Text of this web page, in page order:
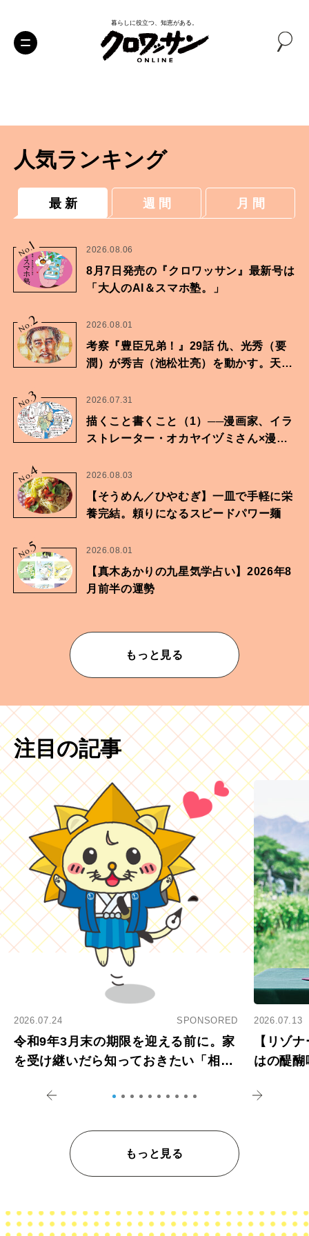
暮らしに役立つ、知恵がある。
人気ランキング
最 新 週 間 月 間
No.
1 2026.08.06
8月7日発売の『クロワッサン』最新号は
「大人のAI＆スマホ塾。」
No.2 2026.08.01
考察『豊臣兄弟！』29話 仇、光秀（要
潤）が秀吉（池松壮亮）を動かす。天下
No.
3 2026.07.31
描くこと書くこと（1）──漫画家、イラ
ストレーター・オカヤイヅミさん×漫画
No.
4 2026.08.03
【そうめん／ひやむぎ】一皿で手軽に栄
養完結。頼りになるスピードパワー麺
No.
5 2026.08.01
【真木あかりの九星気学占い】2026年8
月前半の運勢
もっと見る
注目の記事
2026.07.24 SPONSORED
令和9年3月末の期限を迎える前に。家
を受け継いだら知っておきたい「相続
2026.07.13
【リゾ
はの醍
もっと見る